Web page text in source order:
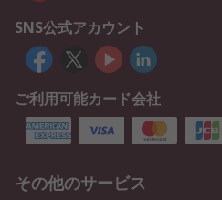
SNS公式アカウント
ご利用可能カード会社
その他のサービス